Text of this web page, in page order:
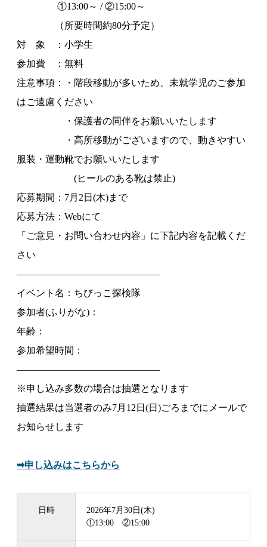
①13:00～ / ②15:00～
（所要時間約80分予定）
対 象 ：小学生
参加費 ：無料
注意事項：・階段移動が多いため、未就学児のご参加
はご遠慮ください
・保護者の同伴をお願いいたします
・高所移動がございますので、動きやすい
服装・運動靴でお願いいたします
(ヒールのある靴は禁止)
応募期間：7月2日(木)まで
応募方法：Webにて
「ご意見・お問い合わせ内容」に下記内容を記載くだ
さい
———————————————
イベント名：ちびっこ探検隊
参加者(ふりがな)：
年齢：
参加希望時間：
———————————————
※申し込み多数の場合は抽選となります
抽選結果は当選者のみ7月12日(日)ごろまでにメールで
お知らせします
➡申し込みはこちらから
日時
2026年7月30日(木)
①13:00 ②15:00